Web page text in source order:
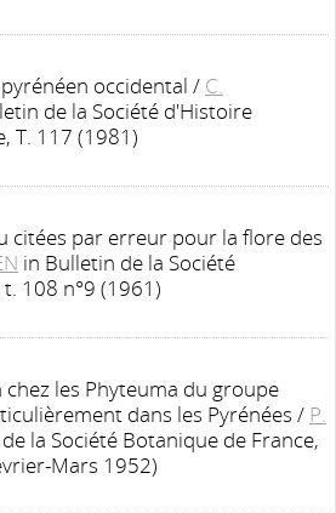
occidental / C.
de la Société d'Histoire
T. 117 (1981)
citées par erreur pour la flore des
in Bulletin de la Société
108 n°9 (1961)
les Phyteuma du groupe
dans les Pyrénées / P.
la Société Botanique de France,
Mars 1952)